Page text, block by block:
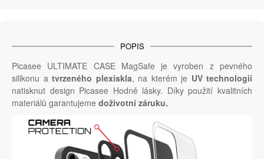
POPIS
Picasee ULTIMATE CASE MagSafe je vyroben z pevného
silikonu a tvrzeného plexiskla, na kterém je UV technologií
natisknut design Picasee Hodně lásky. Díky použití kvalitních
materiálů garantujeme doživotní záruku.